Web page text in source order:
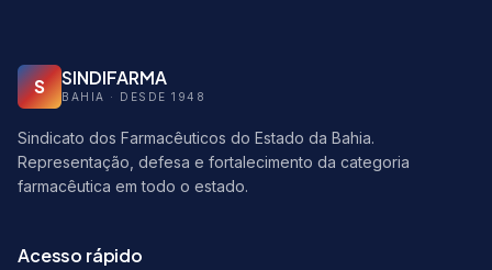
S SINDIFARMA
BAHIA · DESDE 1948
Sindicato dos Farmacêuticos do Estado da Bahia.
Representação, defesa e fortalecimento da categoria
farmacêutica em todo o estado.
Acesso rápido